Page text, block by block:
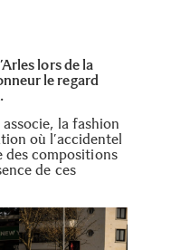
lors de la
le regard
la fashion
où l’accidentel
des compositions
de ces